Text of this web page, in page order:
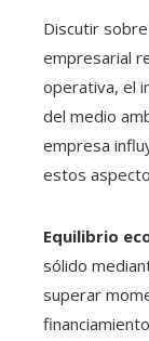
Discutir
empresarial
operativa, el
del medio
empresa
estos
Equilibrio
sólido
superar